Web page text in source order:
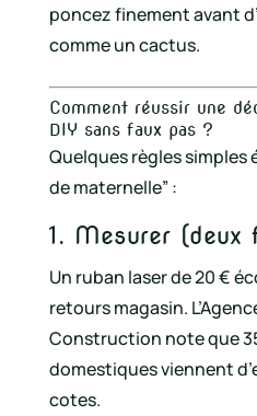
poncez finement avant
comme un cactus.
Comment réussir une
DIY sans faux pas ?
Quelques règles simples
de maternelle” :
1. Mesurer (deux
Un ruban laser de 20 €
retours magasin.
Construction note que
domestiques viennent
cotes.